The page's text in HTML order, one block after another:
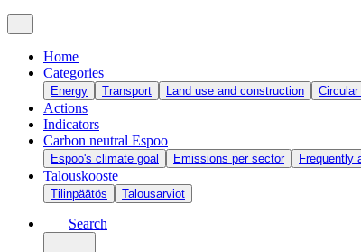
Home
Categories
Energy Transport Land use and construction
Actions
Indicators
Carbon neutral Espoo
Espoo's climate goal Emissions per sector Frequently
Talouskooste
Tilinpäätös Talousarviot
Search